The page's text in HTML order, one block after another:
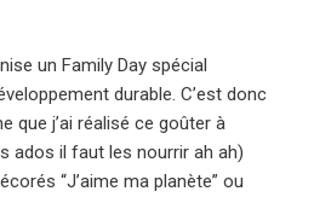
un Family Day spécial
durable. C’est donc
que j’ai réalisé ce goûter à
ados il faut les nourrir ah ah)
“J’aime ma planète” ou